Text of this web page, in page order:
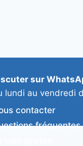
sur
lundi au vendredi
contacter
fréquentes